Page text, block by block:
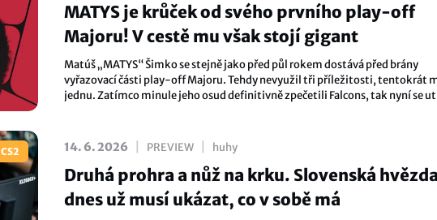
MATYS je krůček od svého prvního play-off
Majoru! V cestě mu však stojí gigant
Matúš „MATYS“ Šimko se stejně jako před půl rokem dostává před brány
vyřazovací části play-off Majoru. Tehdy nevyužil tři příležitosti, tentokrát
jednu. Zatímco minule jeho osud definitivně zpečetili Falcons, tak nyní se
CS2 14. 6. 2026 PREVIEW huhy
Druhá prohra a nůž na krku. Slovenská hvězda
dnes už musí ukázat, co v sobě má